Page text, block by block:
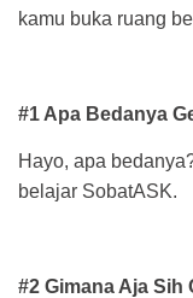
kamu buka ruang
#1 Apa Bedanya
Hayo, apa
belajar SobatASK.
#2 Gimana Aja Sih